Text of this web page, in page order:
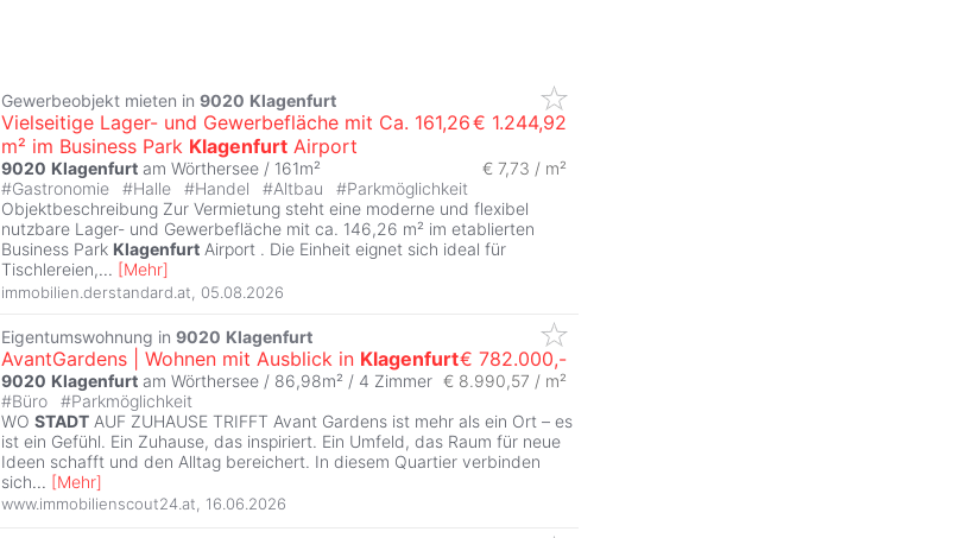
Gewerbeobjekt mieten in 9020 Klagenfurt
Vielseitige Lager- und Gewerbefläche mit Ca. 161,26
m² im Business Park Klagenfurt Airport
€ 1.244,92
9020 Klagenfurt am Wörthersee / 161m² € 7,73 / m²
#Gastronomie #Halle #Handel #Altbau #Parkmöglichkeit
Objektbeschreibung Zur Vermietung steht eine moderne und flexibel
nutzbare Lager- und Gewerbefläche mit ca. 146,26 m² im etablierten
Business Park Klagenfurt Airport . Die Einheit eignet sich ideal für
Tischlereien,... [Mehr]
immobilien.derstandard.at 05.08.2026
Eigentumswohnung in 9020 Klagenfurt
AvantGardens | Wohnen mit Ausblick in Klagenfurt€ 782.000,-
9020 Klagenfurt am Wörthersee / 86,98m² / 4 Zimmer € 8.990,57 / m²
#Büro #Parkmöglichkeit
WO STADT AUF ZUHAUSE TRIFFT Avant Gardens ist mehr als ein Ort – es
ist ein Gefühl. Ein Zuhause, das inspiriert. Ein Umfeld, das Raum für neue
Ideen schafft und den Alltag bereichert. In diesem Quartier verbinden
sich... [Mehr]
www.immobilienscout24.at 16.06.2026